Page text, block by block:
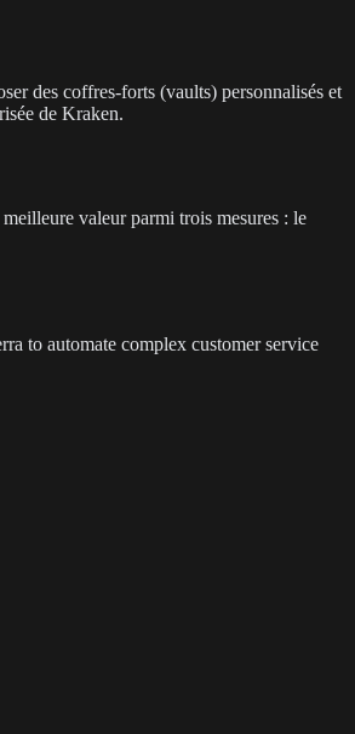
des coffres-forts (vaults) personnalisés et
de Kraken.
valeur parmi trois mesures : le
to automate complex customer service